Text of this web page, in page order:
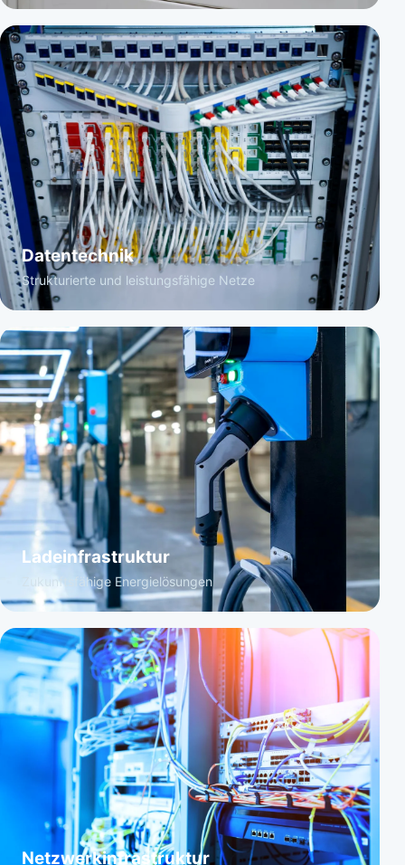
Datentechnik
Strukturierte und leistungsfähige Netze
Ladeinfrastruktur
Zukunftsfähige Energielösungen
Netzwerkinfrastruktur